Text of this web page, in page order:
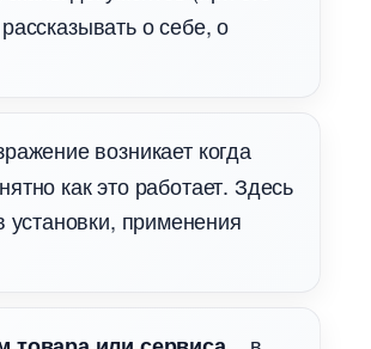
о себе, о
возникает когда
как это работает. Здесь
применения